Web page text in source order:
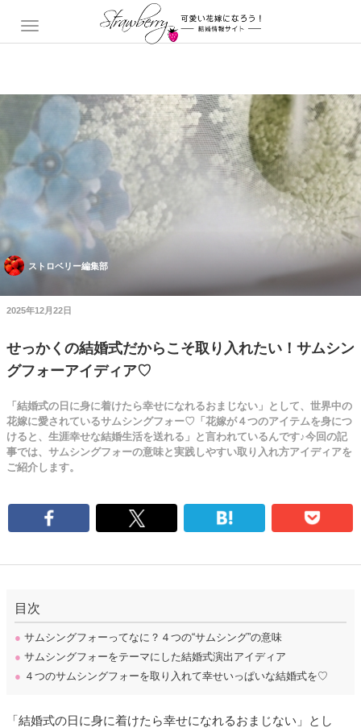
ストロベリー編集部
2025年12月22日
せっかくの結婚式だからこそ取り入れたい！サムシン
グフォーアイディア♡
「結婚式の日に身に着けたら幸せになれるおまじない」として、世界中の
花嫁に愛されているサムシングフォー♡「花嫁が４つのアイテムを身につ
けると、生涯幸せな結婚生活を送れる」と言われているんです♪今回の記
事では、サムシングフォーの意味と実践しやすい取り入れ方アイディアを
ご紹介します。
目次
● サムシングフォーってなに？４つの“サムシング”の意味
● サムシングフォーをテーマにした結婚式演出アイディア
● ４つのサムシングフォーを取り入れて幸せいっぱいな結婚式を♡
「結婚式の日に身に着けたら幸せになれるおまじない」とし